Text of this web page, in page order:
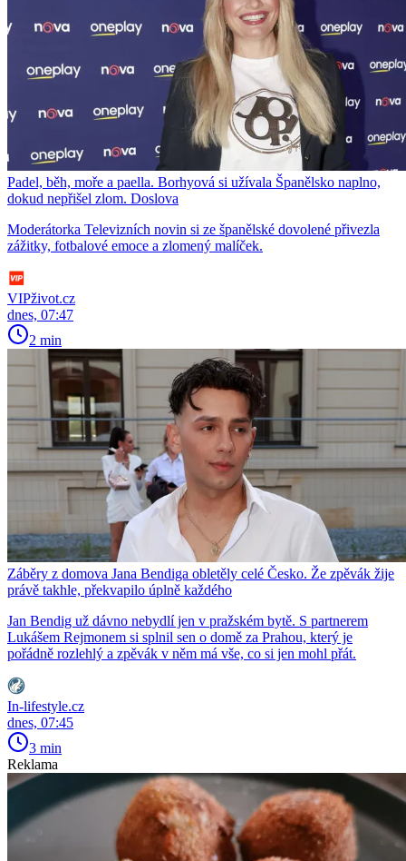
Padel, běh, moře a paella. Borhyová si užívala Španělsko naplno,
dokud nepřišel zlom. Doslova
Moderátorka Televizních novin si ze španělské dovolené přivezla
zážitky, fotbalové emoce a zlomený malíček.
VIPživot.cz
dnes, 07:47
2 min
Záběry z domova Jana Bendiga obletěly celé Česko. Že zpěvák žije
právě takhle, překvapilo úplně každého
Jan Bendig už dávno nebydlí jen v pražském bytě. S partnerem
Lukášem Rejmonem si splnil sen o domě za Prahou, který je
pořádně rozlehlý a zpěvák v něm má vše, co si jen mohl přát.
In-lifestyle.cz
dnes, 07:45
3 min
Reklama